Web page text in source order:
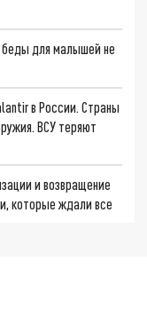
беды для малышей не
в России. Страны
ВСУ теряют
и возвращение
которые ждали все